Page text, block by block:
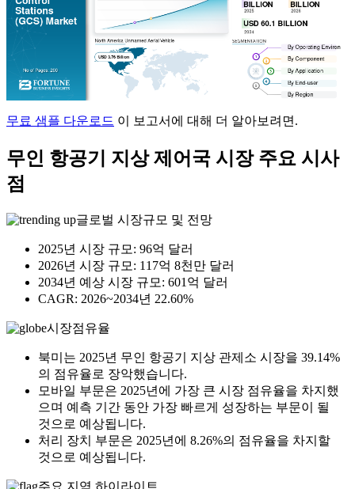
무료 샘플 다운로드 이 보고서에 대해 더 알아보려면.
무인 항공기 지상 제어국 시장 주요 시사
점
글로벌 시장규모 및 전망
2025년 시장 규모: 96억 달러
2026년 시장 규모: 117억 8천만 달러
2034년 예상 시장 규모: 601억 달러
CAGR: 2026~2034년 22.60%
시장점유율
북미는 2025년 무인 항공기 지상 관제소 시장을 39.14%
의 점유율로 장악했습니다.
모바일 부문은 2025년에 가장 큰 시장 점유율을 차지했
으며 예측 기간 동안 가장 빠르게 성장하는 부문이 될
것으로 예상됩니다.
처리 장치 부문은 2025년에 8.26%의 점유율을 차지할
것으로 예상됩니다.